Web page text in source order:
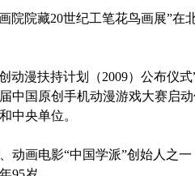
院院藏20世纪工笔花鸟画展”在
动漫扶持计划（2009）公布仪式
中国原创手机动漫游戏大赛启
中央单位。
动画电影“中国学派”创始人之